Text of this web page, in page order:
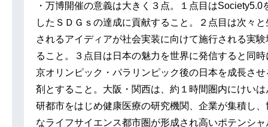
・万博開催の意義は大きく３点。１点目はSociety5.0
したＳＤＧｓの達成に貢献すること。２点目は次々と
されるアイディアが社会実装に向けて施行される実験
ること。３点目は日本の魅力を世界に発信すると同時
京オリンピック・パラリンピック後の日本を成長させ
剤とすること。大阪・関西は、約１時間圏内にけいは
研都市をはじめ健康医療の研究機関、企業が集積し、
なライフサイエンス都市圏が形成され高いポテンシャ